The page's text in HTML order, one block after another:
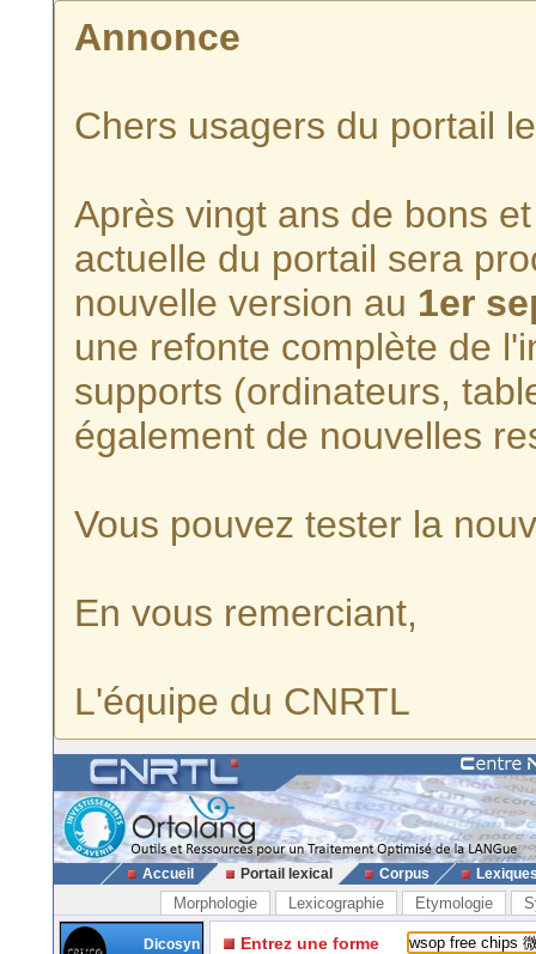
Annonce
Chers usagers du portail
Après vingt ans de bons
actuelle du portail sera
nouvelle version au 1er
une refonte complète de
supports (ordinateurs,
également de nouvelles
Vous pouvez tester la
En vous remerciant,
L'équipe du CNRTL
Accueil Portail lexical Corpus
Morphologie Lexicographie Etymologie
Dicosyn
Entrez une forme